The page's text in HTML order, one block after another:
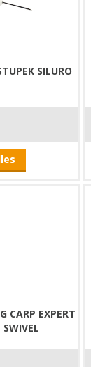
SILURO
CARP EXPERT
SWIVEL